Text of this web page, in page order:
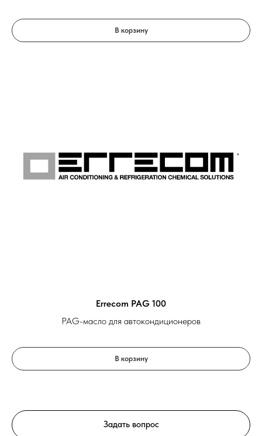
В корзину
Errecom PAG 100
PAG-масло для автокондиционеров
В корзину
Задать вопрос